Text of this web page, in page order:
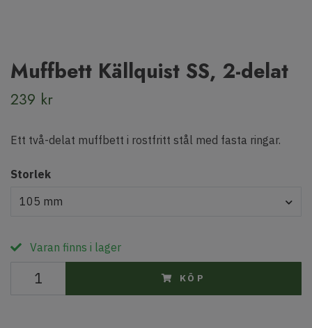
Muffbett Källquist SS, 2-delat
239 kr
Ett två-delat muffbett i rostfritt stål med fasta ringar.
Storlek
105 mm
Varan finns i lager
KÖP